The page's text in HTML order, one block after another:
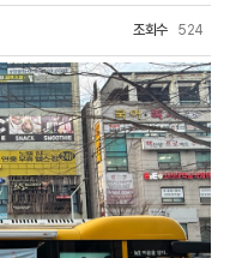
조회수 524